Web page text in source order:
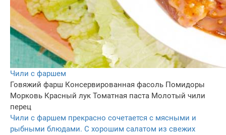
Чили с фаршем
Говяжий фарш Консервированная фасоль Помидоры
Морковь Красный лук Томатная паста Молотый чили
перец
Чили с фаршем прекрасно сочетается с мясными и
рыбными блюдами. С хорошим салатом из свежих